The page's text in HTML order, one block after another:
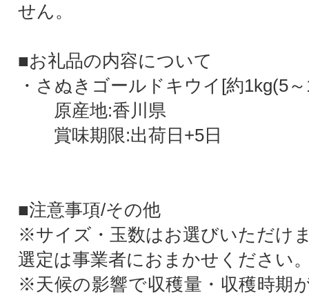
せん。
■お礼品の内容について
・さぬきゴールドキウイ[約1kg(5
原産地:香川県
賞味期限:出荷日+5日
■注意事項/その他
※サイズ・玉数はお選びいただけ
選定は事業者におまかせください
※天候の影響で収穫量・収穫時期